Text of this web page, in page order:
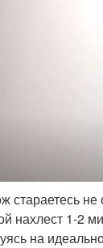
не
нахлест 1-2
на